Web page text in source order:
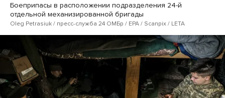
Боеприпасы в расположении подразделения 24-й
отдельной механизированной бригады
Oleg Petrasiuk / пресс-служба 24 ОМБр / EPA / Scanpix / LETA